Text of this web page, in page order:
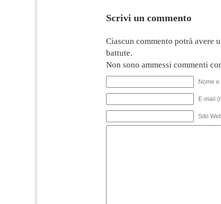
Scrivi un commento
Ciascun commento potrà avere
battute.
Non sono ammessi commenti
Nome
E-mail
Sito